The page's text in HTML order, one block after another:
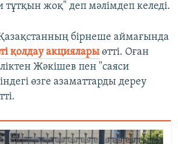
тұтқын жоқ" деп мәлімдеп келеді.
бірнеше аймағында
қолдау акциялары өтті. Оған
Жәкішев пен "саяси
өзге азаматтарды дереу